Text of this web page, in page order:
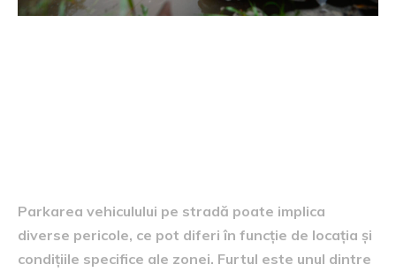
Parkarea vehiculului pe stradă poate implica
diverse pericole, ce pot diferi în funcție de locația și
condițiile specifice ale zonei. Furtul este unul dintre